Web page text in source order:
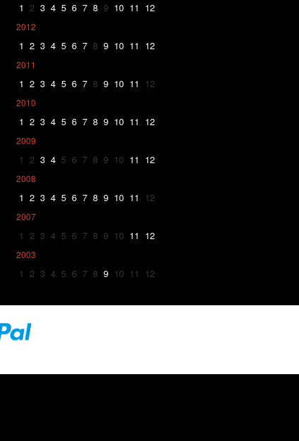
1 2 3 4 5 6 7 8 9 10 11 12
2012
1 2 3 4 5 6 7 8 9 10 11 12
2011
1 2 3 4 5 6 7 8 9 10 11 12
2010
1 2 3 4 5 6 7 8 9 10 11 12
2009
1 2 3 4 5 6 7 8 9 10 11 12
2008
1 2 3 4 5 6 7 8 9 10 11 12
2007
1 2 3 4 5 6 7 8 9 10 11 12
2003
1 2 3 4 5 6 7 8 9 10 11 12